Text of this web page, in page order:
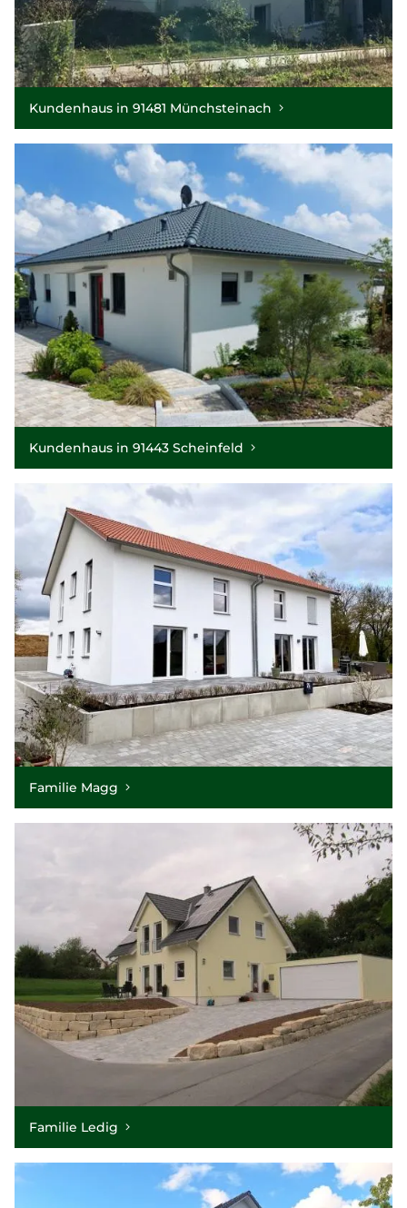
Kundenhaus in 91481 Münchsteinach
Kundenhaus in 91443 Scheinfeld
Familie Magg
Familie Ledig